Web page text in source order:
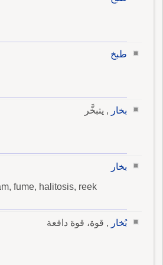
طبخ
بخار , يتبخَّر
بخار
fume, halitosis, reek
بُخار , قوة، قوة دافعة